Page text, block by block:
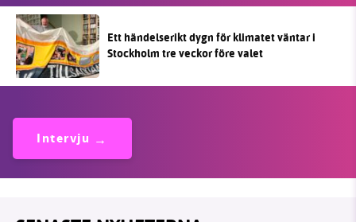
Ett händelserikt dygn för klimatet väntar i
Stockholm tre veckor före valet
Intervju